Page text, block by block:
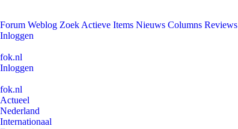
Forum Weblog Zoek Actieve Items Nieuws Columns Reviews
Inloggen
fok.nl
Inloggen
fok.nl
Actueel
Nederland
Internationaal